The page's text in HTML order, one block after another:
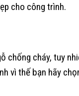
cho công trình.
cháy, tuy
vì thế bạn hãy